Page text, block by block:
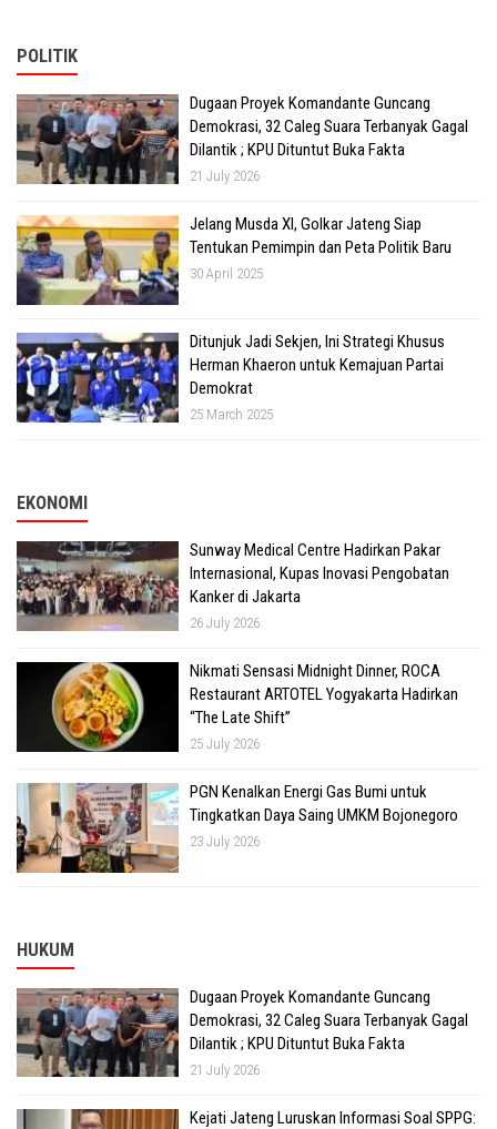
POLITIK
Dugaan Proyek Komandante Guncang
Demokrasi, 32 Caleg Suara Terbanyak Gagal
Dilantik ; KPU Dituntut Buka Fakta
21 July 2026
Jelang Musda XI, Golkar Jateng Siap
Tentukan Pemimpin dan Peta Politik Baru
30 April 2025
Ditunjuk Jadi Sekjen, Ini Strategi Khusus
Herman Khaeron untuk Kemajuan Partai
Demokrat
25 March 2025
EKONOMI
Sunway Medical Centre Hadirkan Pakar
Internasional, Kupas Inovasi Pengobatan
Kanker di Jakarta
26 July 2026
Nikmati Sensasi Midnight Dinner, ROCA
Restaurant ARTOTEL Yogyakarta Hadirkan
“The Late Shift”
25 July 2026
PGN Kenalkan Energi Gas Bumi untuk
Tingkatkan Daya Saing UMKM Bojonegoro
23 July 2026
HUKUM
Dugaan Proyek Komandante Guncang
Demokrasi, 32 Caleg Suara Terbanyak Gagal
Dilantik ; KPU Dituntut Buka Fakta
21 July 2026
Kejati Jateng Luruskan Informasi Soal SPPG: